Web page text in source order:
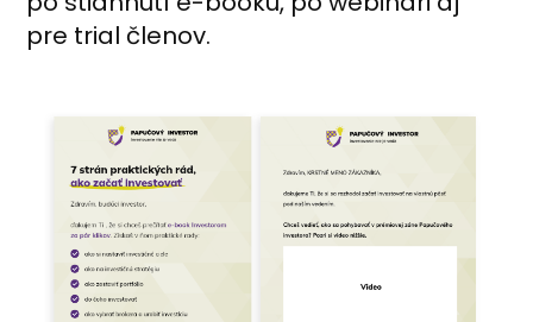
pre trial členov.